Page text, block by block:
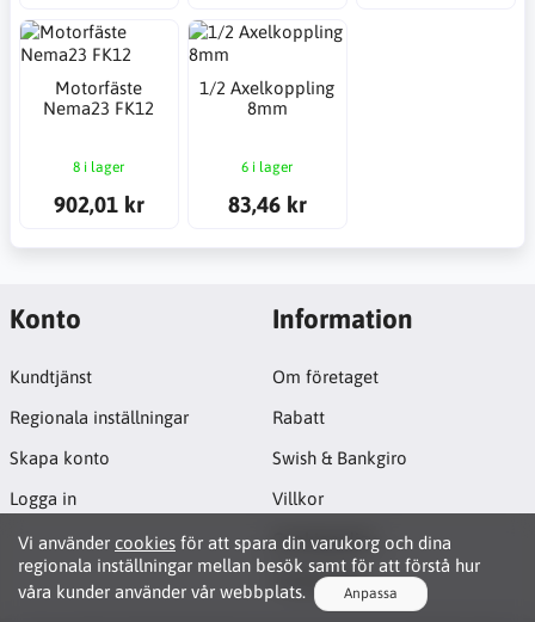
Motorfäste
Nema23 FK12
8 i lager
902,01 kr
1/2 Axelkoppling
8mm
6 i lager
83,46 kr
Vi använder cookies för att spara din varukorg och dina
regionala inställningar mellan besök samt för att förstå hur
våra kunder använder vår webbplats.
Anpassa
Konto
Kundtjänst
Regionala inställningar
Skapa konto
Logga in
Information
Om företaget
Rabatt
Swish & Bankgiro
Villkor
Cookiepolicy
Projektsida